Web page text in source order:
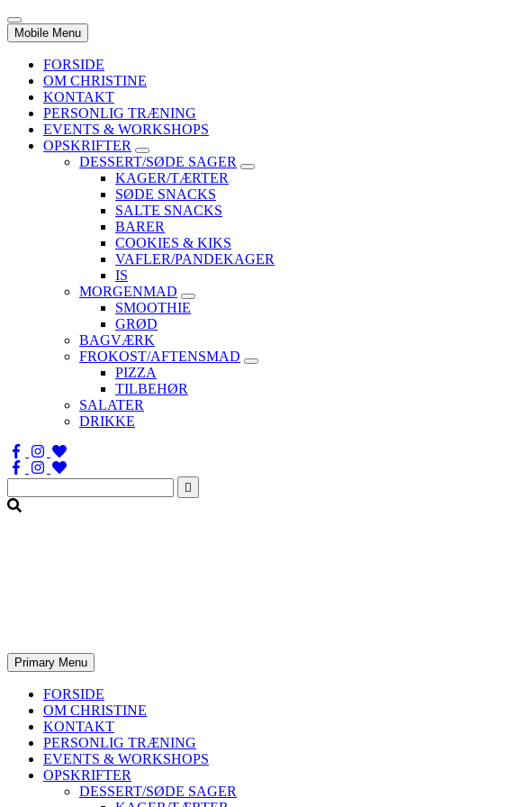
Mobile Menu
FORSIDE
OM CHRISTINE
KONTAKT
PERSONLIG TRÆNING
EVENTS & WORKSHOPS
OPSKRIFTER
DESSERT/SØDE SAGER
KAGER/TÆRTER
SØDE SNACKS
SALTE SNACKS
BARER
COOKIES & KIKS
VAFLER/PANDEKAGER
IS
MORGENMAD
SMOOTHIE
GRØD
BAGVÆRK
FROKOST/AFTENSMAD
PIZZA
TILBEHØR
SALATER
DRIKKE
Søg
efter:
Primary Menu
FORSIDE
OM CHRISTINE
KONTAKT
PERSONLIG TRÆNING
EVENTS & WORKSHOPS
OPSKRIFTER
DESSERT/SØDE SAGER